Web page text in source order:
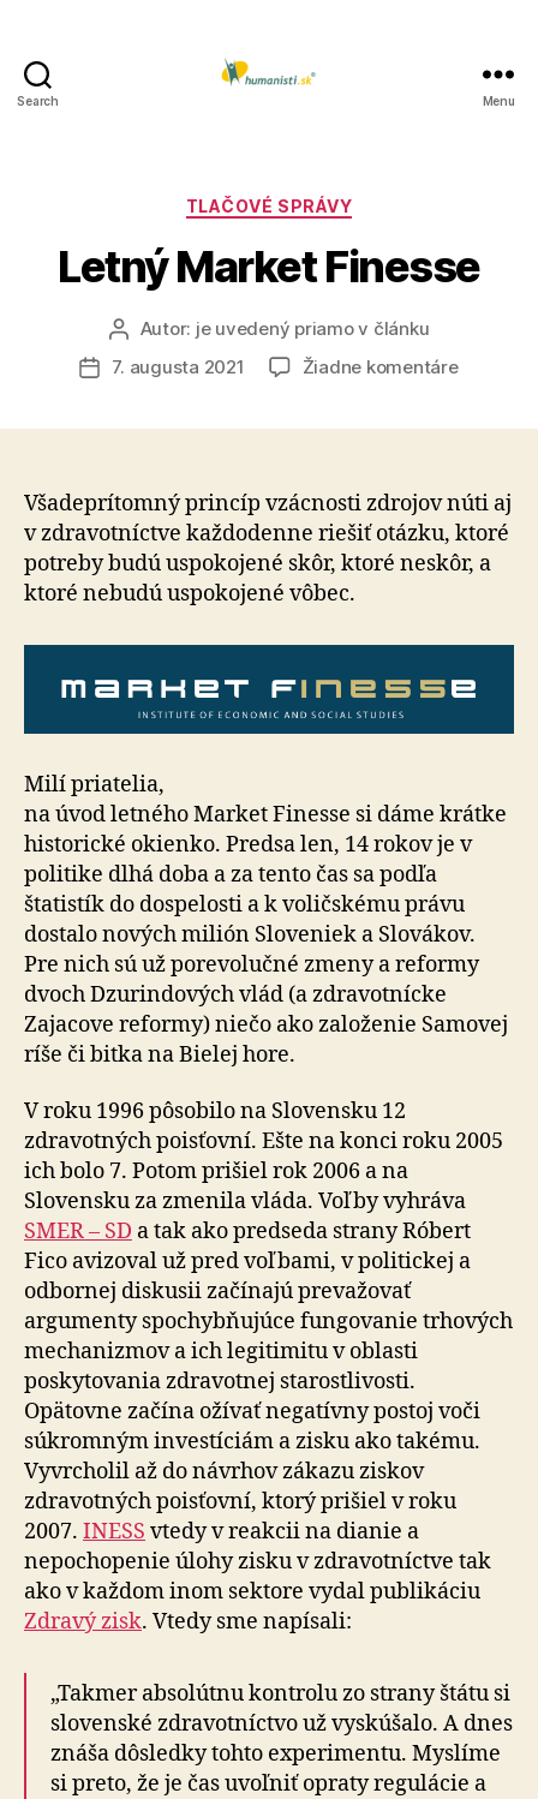
Search Menu
Kategórie
TLAČOVÉ SPRÁVY
Letný Market Finesse
Autor
článku
Autor: je uvedený priamo v článku
Dátum
7. augusta 2021 Žiadne komentárena
Všadeprítomný princíp vzácnosti zdrojov núti aj
v zdravotníctve každodenne riešiť otázku, ktoré
potreby budú uspokojené skôr, ktoré neskôr, a
ktoré nebudú uspokojené vôbec.
Milí priatelia,
na úvod letného Market Finesse si dáme krátke
historické okienko. Predsa len, 14 rokov je v
politike dlhá doba a za tento čas sa podľa
štatistík do dospelosti a k voličskému právu
dostalo nových milión Sloveniek a Slovákov.
Pre nich sú už porevolučné zmeny a reformy
dvoch Dzurindových vlád (a zdravotnícke
Zajacove reformy) niečo ako založenie Samovej
ríše či bitka na Bielej hore.
V roku 1996 pôsobilo na Slovensku 12
zdravotných poisťovní. Ešte na konci roku 2005
ich bolo 7. Potom prišiel rok 2006 a na
Slovensku za zmenila vláda. Voľby vyhráva
SMER – SD a tak ako predseda strany Róbert
Fico avizoval už pred voľbami, v politickej a
odbornej diskusii začínajú prevažovať
argumenty spochybňujúce fungovanie trhových
mechanizmov a ich legitimitu v oblasti
poskytovania zdravotnej starostlivosti.
Opätovne začína ožívať negatívny postoj voči
súkromným investíciám a zisku ako takému.
Vyvrcholil až do návrhov zákazu ziskov
zdravotných poisťovní, ktorý prišiel v roku
2007. INESS vtedy v reakcii na dianie a
nepochopenie úlohy zisku v zdravotníctve tak
ako v každom inom sektore vydal publikáciu
Zdravý zisk. Vtedy sme napísali:
„Takmer absolútnu kontrolu zo strany štátu si
slovenské zdravotníctvo už vyskúšalo. A dnes
znáša dôsledky tohto experimentu. Myslíme
si preto, že je čas uvoľniť opraty regulácie a